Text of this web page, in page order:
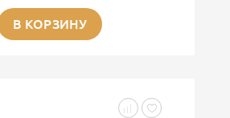
В КОРЗИНУ